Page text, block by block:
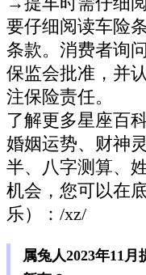
要仔细阅读车险
条款。消费者询
保监会批准，并
注保险责任。
了解更多星座百
婚姻运势、财神
半、八字测算、
机会，您可以在
乐）：/xz/
属兔人2023年11